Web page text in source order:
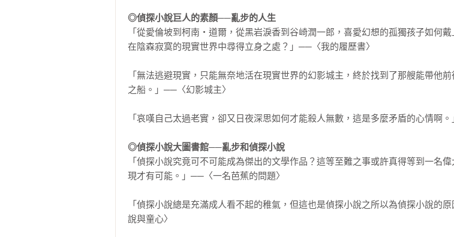
◎偵探小說巨人的素顏──亂步的人生
「從愛倫坡到柯南‧道爾，從黑岩淚香到谷崎潤一郎，喜愛幻想的孤獨孩子如何戴
在陰森寂寞的現實世界中尋得立身之處？」──〈我的履歷書〉
「無法逃避現實，只能無奈地活在現實世界的幻影城主，終於找到了那艘能帶他
之船。」──〈幻影城主〉
「哀嘆自己太過老實，卻又日夜深思如何才能殺人無數，這是多麼矛盾的心情啊
◎偵探小說大圖書館──亂步和偵探小說
「偵探小說究竟可不可能成為傑出的文學作品？這等至難之事或許真得等到一名
現才有可能。」──〈一名芭蕉的問題〉
「偵探小說總是充滿成人看不起的稚氣，但這也是偵探小說之所以為偵探小說的
說與童心〉